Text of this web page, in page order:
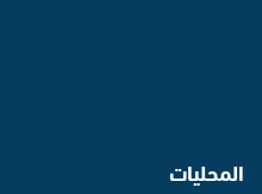
المحليات